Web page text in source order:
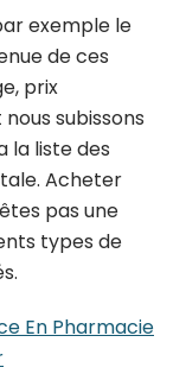
exemple le
de ces
prix
subissons
la liste des
Acheter
pas une
types de
En Pharmacie